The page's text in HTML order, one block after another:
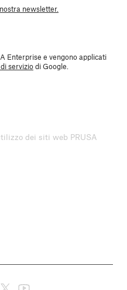
newsletter.
Enterprise e vengono applicati
serviziodi Google.
dei siti web PRUSA